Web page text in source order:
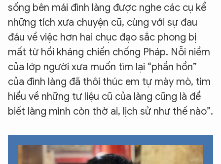
sống bên mái đình làng được nghe các cụ kể
những tích xưa chuyện cũ, cùng với sự đau
đáu về việc hơn hai chục đạo sắc phong bị
mất từ hồi kháng chiến chống Pháp. Nỗi niềm
của lớp người xưa muốn tìm lại “phần hồn”
của đình làng đã thôi thúc em tự mày mò, tìm
hiểu về những tư liệu cũ của làng cũng là để
biết làng mình còn thờ ai, lịch sử như thế nào”.
An Ninh Thủ Đô nhé. Tôi sẵn sàng hỗ trợ!